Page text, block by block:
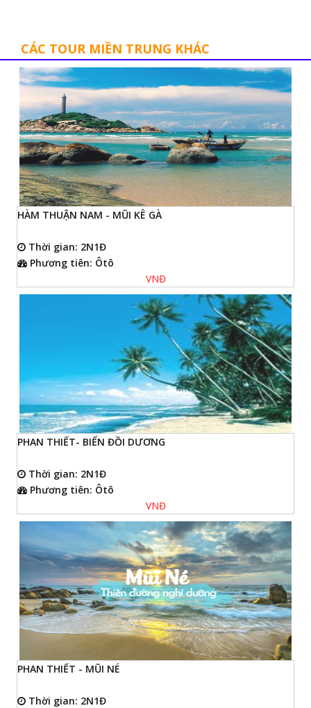
CÁC TOUR MIỀN TRUNG KHÁC
HÀM THUẬN NAM - MŨI KÊ GÀ
Thời gian: 2N1Đ
Phương tiên: Ôtô
VNĐ
PHAN THIẾT- BIỂN ĐỒI DƯƠNG
Thời gian: 2N1Đ
Phương tiên: Ôtô
VNĐ
PHAN THIẾT - MŨI NÉ
Thời gian: 2N1Đ